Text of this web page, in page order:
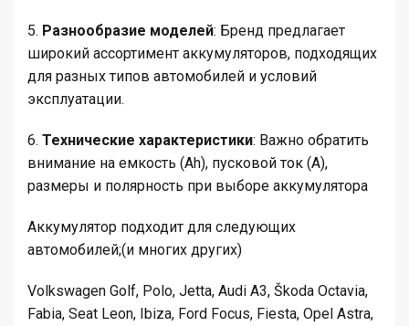
5. Разнообразие моделей: Бренд предлагает
широкий ассортимент аккумуляторов, подходящих
для разных типов автомобилей и условий
эксплуатации.
6. Технические характеристики: Важно обратить
внимание на емкость (Ah), пусковой ток (A),
размеры и полярность при выборе аккумулятора
Аккумулятор подходит для следующих
автомобилей;(и многих других)
Volkswagen Golf, Polo, Jetta, Audi A3, Škoda Octavia,
Fabia, Seat Leon, Ibiza, Ford Focus, Fiesta, Opel Astra,